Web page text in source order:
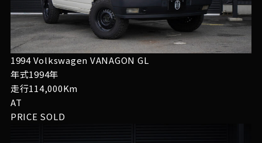
1994 Volkswagen VANAGON GL
年式1994年
走行114,000Km
AT
PRICE SOLD